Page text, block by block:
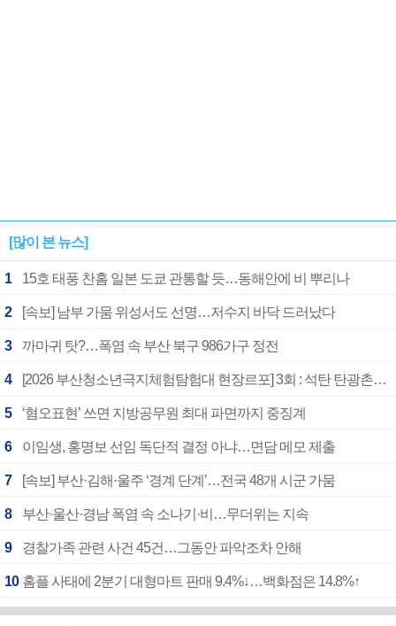
[많이 본 뉴스]
1 15호 태풍 찬홈 일본 도쿄 관통할 듯…동해안에 비 뿌리나
2 [속보] 남부 가뭄 위성서도 선명…저수지 바닥 드러났다
3 까마귀 탓?…폭염 속 부산 북구 986가구 정전
4 [2026 부산청소년극지체험탐험대 현장르포] 3회 : 석탄 탄광촌에서 북극 연구의 중심지로
5 ‘혐오표현’ 쓰면 지방공무원 최대 파면까지 중징계
6 이임생, 홍명보 선임 독단적 결정 아냐…면담 메모 제출
7 [속보] 부산·김해·울주 ‘경계 단계’…전국 48개 시군 가뭄
8 부산·울산·경남 폭염 속 소나기·비…무더위는 지속
9 경찰가족 관련 사건 45건…그동안 파악조차 안해
10 홈플 사태에 2분기 대형마트 판매 9.4%↓…백화점은 14.8%↑